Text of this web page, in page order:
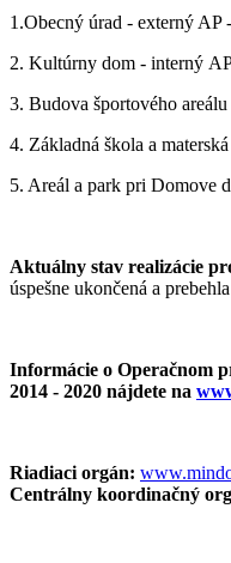
1.Obecný úrad - externý AP
2. Kultúrny dom - interný
3. Budova športového
4. Základná škola a
5. Areál a park pri Domove
Aktuálny stav realizácie
úspešne ukončená a
Informácie o Operačnom
2014 - 2020 nájdete na
Riadiaci orgán:
Centrálny koordinačný